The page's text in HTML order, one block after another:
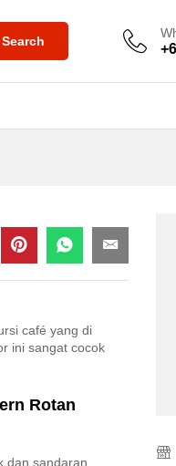
Search
café yang di
ini sangat cocok
Rotan
dan sandaran